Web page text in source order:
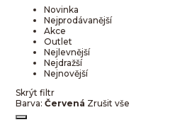
Novinka
Nejprodávanější
Akce
Outlet
Nejlevnější
Nejdražší
Nejnovější
Skrýt filtr
Barva:Červená Zrušit vše